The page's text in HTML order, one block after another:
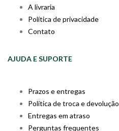
A livraria
Política de privacidade
Contato
AJUDA E SUPORTE
Prazos e entregas
Política de troca e devolução
Entregas em atraso
Perguntas frequentes